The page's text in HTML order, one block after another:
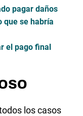
pagar daños
que se habría
el pago final
los casos